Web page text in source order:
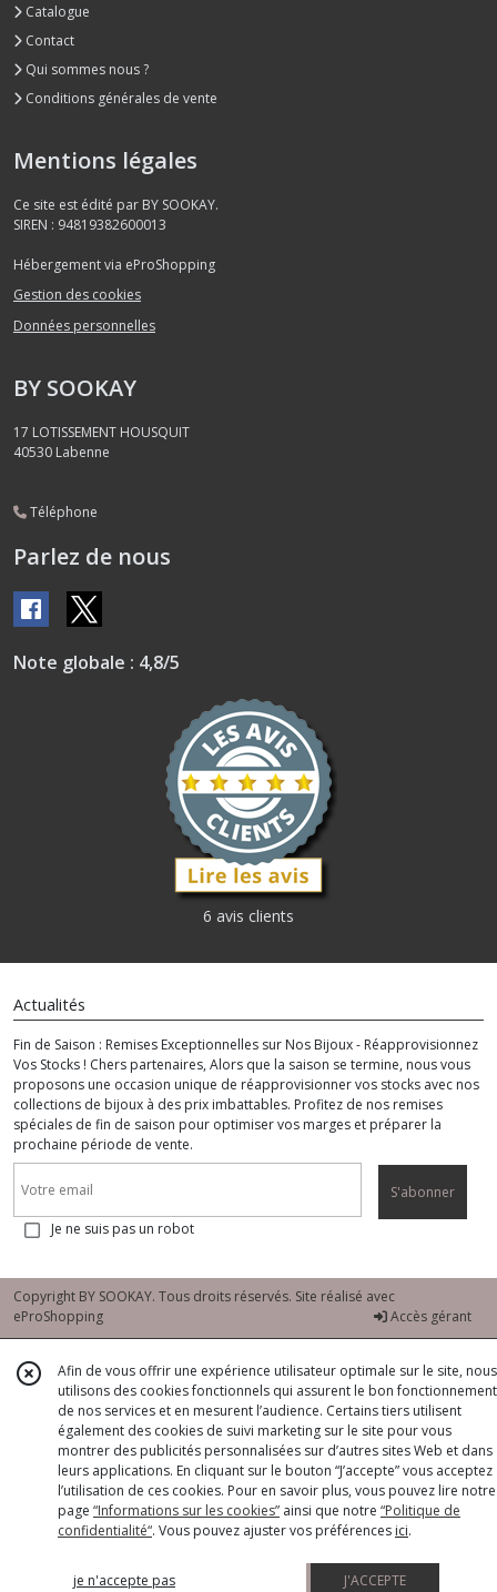
Catalogue
Contact
Qui sommes nous ?
Conditions générales de vente
Mentions légales
Ce site est édité par BY SOOKAY.
SIREN : 94819382600013
Hébergement via eProShopping
Gestion des cookies
Données personnelles
BY SOOKAY
17 LOTISSEMENT HOUSQUIT
40530 Labenne
Téléphone
Parlez de nous
Note globale : 4,8/5
6 avis clients
Actualités
Fin de Saison : Remises Exceptionnelles sur Nos Bijoux - Réapprovisionnez
Vos Stocks ! Chers partenaires, Alors que la saison se termine, nous vous
proposons une occasion unique de réapprovisionner vos stocks avec nos
collections de bijoux à des prix imbattables. Profitez de nos remises
spéciales de fin de saison pour optimiser vos marges et préparer la
prochaine période de vente.
S'abonner
Je ne suis pas un robot
Copyright BY SOOKAY. Tous droits réservés. Site réalisé avec
eProShopping
Accès gérant
Afin de vous offrir une expérience utilisateur optimale sur le site, nous
utilisons des cookies fonctionnels qui assurent le bon fonctionnement
de nos services et en mesurent l’audience. Certains tiers utilisent
également des cookies de suivi marketing sur le site pour vous
montrer des publicités personnalisées sur d’autres sites Web et dans
leurs applications. En cliquant sur le bouton “J’accepte” vous acceptez
l’utilisation de ces cookies. Pour en savoir plus, vous pouvez lire notre
page “Informations sur les cookies” ainsi que notre “Politique de
confidentialité“. Vous pouvez ajuster vos préférences ici.
je n'accepte pas J'ACCEPTE